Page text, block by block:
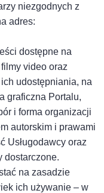
niezgodnych z
adres:
dostępne na
video oraz
udostępniania, na
graficzna Portalu,
i forma organizacji
autorskim i prawami
Usługodawcy oraz
dostarczone.
na zasadzie
ich używanie – w